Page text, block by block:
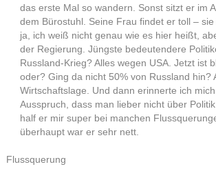
das erste Mal so wandern. Sonst sitzt er im
dem Bürostuhl. Seine Frau findet er toll –
ja, ich weiß nicht genau wie es hier heißt,
der Regierung. Jüngste bedeutendere
Russland-Krieg? Alles wegen USA. Jetzt ist
oder? Ging da nicht 50% von Russland hin?
Wirtschaftslage. Und dann erinnerte ich
Ausspruch, dass man lieber nicht über
half er mir super bei manchen
überhaupt war er sehr nett.
Flussquerung